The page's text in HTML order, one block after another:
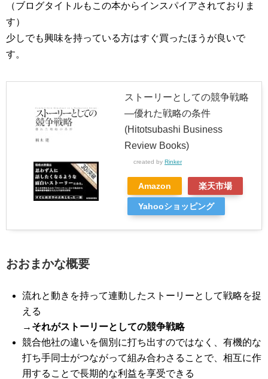
（ブログタイトルもこの本からインスパイアされておりま
す）
少しでも興味を持っている方はすぐ買ったほうが良いで
す。
ストーリーとしての競争戦略
―優れた戦略の条件
(Hitotsubashi Business
Review Books)
created by Rinker
Amazon 楽天市場
Yahooショッピング
おおまかな概要
流れと動きを持って連動したストーリーとして戦略を捉
える
→ それがストーリーとしての競争戦略
競合他社の違いを個別に打ち出すのではなく、有機的な
打ち手同士がつながって組み合わさることで、相互に作
用することで長期的な利益を享受できる